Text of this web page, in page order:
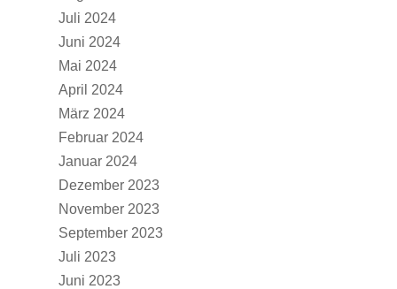
Juli 2024
Juni 2024
Mai 2024
April 2024
März 2024
Februar 2024
Januar 2024
Dezember 2023
November 2023
September 2023
Juli 2023
Juni 2023